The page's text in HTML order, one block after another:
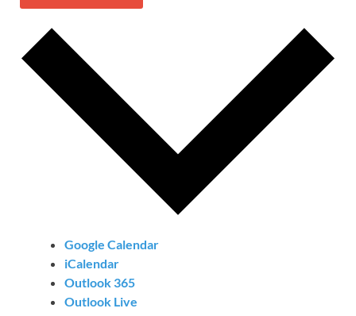
Google Calendar
iCalendar
Outlook 365
Outlook Live